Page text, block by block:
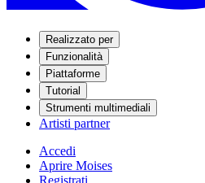
Realizzato per
Funzionalità
Piattaforme
Tutorial
Strumenti multimediali
Artisti partner
Accedi
Aprire Moises
Registrati